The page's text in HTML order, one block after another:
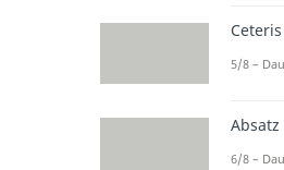
5/8 –
6/8 –